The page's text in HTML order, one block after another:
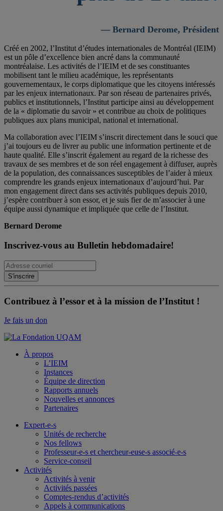
— Bernard Derome, Président
Créé en 2002, l’Institut d’études internationales de Montréal (IEIM)
est un pôle d’excellence bien ancré dans la communauté
montréalaise. Les activités de l’IEIM et de ses constituantes
mobilisent tant le milieu académique, les représentants
gouvernementaux, le corps diplomatique que les citoyens intéressés
par les enjeux internationaux. Par son réseau de partenaires privés,
publics et institutionnels, l’Institut participe ainsi au développement
de la « diplomatie du savoir » et contribue au choix de politiques
publiques aux plans municipal, national et international.
Ma collaboration avec l’IEIM s’inscrit directement dans le souci que
j’ai toujours eu de livrer au public une information pertinente et de
haute qualité. Elle s’inscrit également au regard de la richesse des
travaux de ses membres et de son réel engagement à diffuser, auprès
de la population, des connaissances susceptibles de l’aider à mieux
comprendre les grands enjeux internationaux d’aujourd’hui. Par
mon engagement direct dans ses activités publiques depuis 2010,
j’espère contribuer à son essor, et je suis fier de m’associer à une
équipe aussi dynamique et impliquée que celle de l’Institut.
Bernard Derome
Inscrivez-vous au Bulletin hebdomadaire!
Contribuez à l’essor et à la mission de l’Institut !
Je fais un don
À propos
L’IEIM
Instances
Équipe de direction
Rapports annuels
Nouvelles et annonces
Partenaires
Expert-e-s
Unités de recherche
Nos fellows
Professeur-e-s et chercheur-euse-s associé-e-s
Service-conseil
Activités
Activités à venir
Activités passées
Comptes-rendus d’activités
Appels à communications